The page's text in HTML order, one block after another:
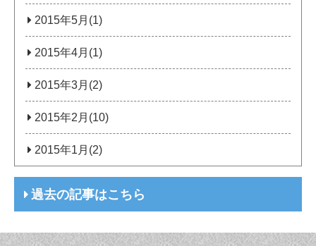
2015年5月(1)
2015年4月(1)
2015年3月(2)
2015年2月(10)
2015年1月(2)
過去の記事はこちら